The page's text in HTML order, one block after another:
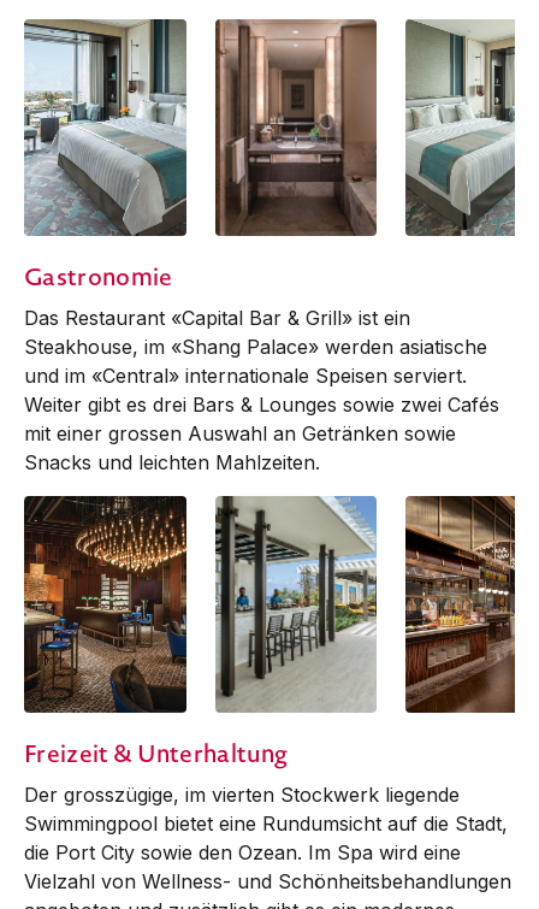
Gastronomie
Das Restaurant «Capital Bar & Grill» ist ein
Steakhouse, im «Shang Palace» werden asiatische
und im «Central» internationale Speisen serviert.
Weiter gibt es drei Bars & Lounges sowie zwei Cafés
mit einer grossen Auswahl an Getränken sowie
Snacks und leichten Mahlzeiten.
Bar
Freizeit & Unterhaltung
Der grosszügige, im vierten Stockwerk liegende
Swimmingpool bietet eine Rundumsicht auf die Stadt,
die Port City sowie den Ozean. Im Spa wird eine
Vielzahl von Wellness- und Schönheitsbehandlungen